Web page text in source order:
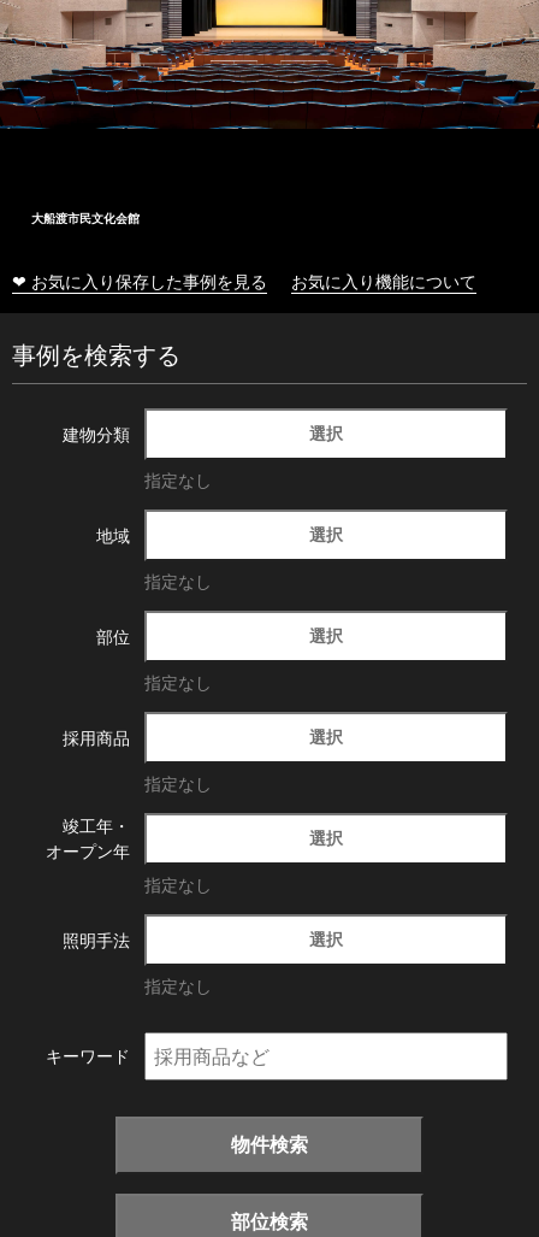
大船渡市民文化会館
❤ お気に入り保存した事例を見る お気に入り機能について
事例を検索する
建物分類 選択
指定なし
地域 選択
指定なし
部位 選択
指定なし
採用商品 選択
指定なし
竣工年・
オープン年
選択
指定なし
照明手法 選択
指定なし
キーワード
物件検索
部位検索